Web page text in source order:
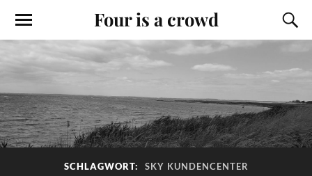
Four is a crowd
SCHLAGWORT: SKY KUNDENCENTER